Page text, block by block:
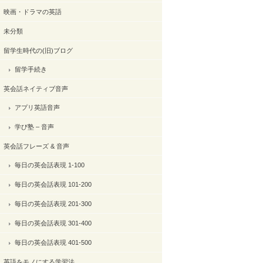
映画・ドラマの英語
未分類
留学生時代の(旧)ブログ
留学手続き
英会話ネイティブ音声
アプリ英語音声
学び塾 – 音声
英会話フレーズ & 音声
毎日の英会話表現 1-100
毎日の英会話表現 101-200
毎日の英会話表現 201-300
毎日の英会話表現 301-400
毎日の英会話表現 401-500